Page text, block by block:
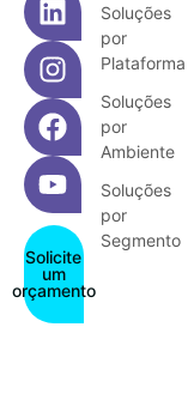
Solicite
um
orçamento
Soluções
por
Plataforma
Soluções
por
Ambiente
Soluções
por
Segmento